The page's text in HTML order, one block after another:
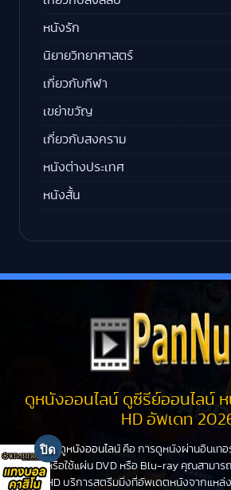
หนังรัก
นิยายวิทยาศาสตร์
เกี่ยวกับกีฬา
เขย่าขวัญ
เกี่ยวกับสงคราม
หนังต่างประเทศ
หนังสั้น
ดูหนังออนไลน์ ดูซีรีย์ออนไลน์
HD อัพเดท
ดูหนังออนไลน์ คือ การดูหนังผ่านอินเทอ
หนังหรือใช้แผ่น DVD หรือ Blu-ray คุณสามาร
PanHD บริการสตรีมมิ่งที่อัพเดตหนังจากแหล่ง